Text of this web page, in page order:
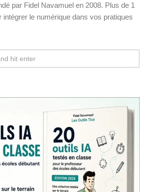
par Fidel Navamuel en 2008. Plus de 1
le numérique dans vos pratiques